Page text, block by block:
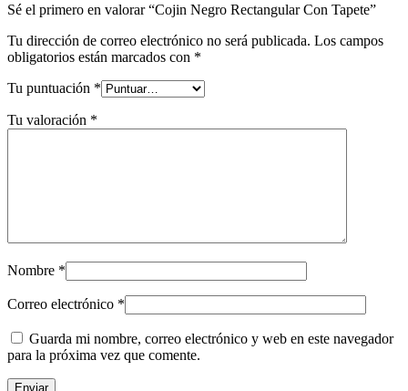
Sé el primero en valorar “Cojin Negro Rectangular Con Tapete”
Tu dirección de correo electrónico no será publicada. Los campos
obligatorios están marcados con *
Tu puntuación *
Tu valoración *
Nombre *
Correo electrónico *
Guarda mi nombre, correo electrónico y web en este navegador
para la próxima vez que comente.